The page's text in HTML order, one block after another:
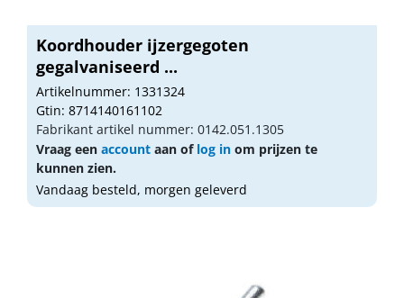
Koordhouder ijzergegoten
gegalvaniseerd ...
Artikelnummer: 1331324
Gtin: 8714140161102
Fabrikant artikel nummer: 0142.051.1305
Vraag een account aan of log in om prijzen te
kunnen zien.
Vandaag besteld, morgen geleverd